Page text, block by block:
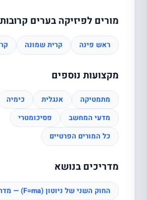
מורים לפיזיקה בערים קרובות
ראש פינה קרית שמונה
מקצועות נוספים
מתמטיקה אנגלית כימיה
מדעי המחשב
פסיכומטרי
כל המורים הפרטיים
מדריכים בנושא
החוק השני של ניוטון (F=ma) — מדריך כוחות